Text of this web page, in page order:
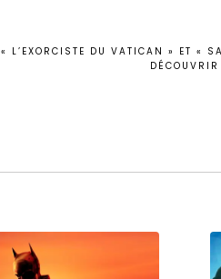
« L’EXORCISTE DU VATICAN » ET «
DÉCOUVRIR